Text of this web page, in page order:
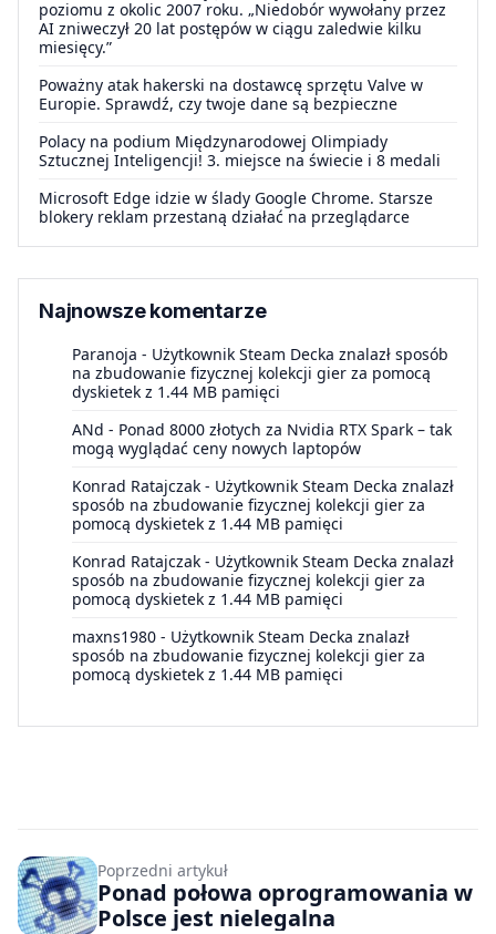
poziomu z okolic 2007 roku. „Niedobór wywołany przez
AI zniweczył 20 lat postępów w ciągu zaledwie kilku
miesięcy.”
Poważny atak hakerski na dostawcę sprzętu Valve w
Europie. Sprawdź, czy twoje dane są bezpieczne
Polacy na podium Międzynarodowej Olimpiady
Sztucznej Inteligencji! 3. miejsce na świecie i 8 medali
Microsoft Edge idzie w ślady Google Chrome. Starsze
blokery reklam przestaną działać na przeglądarce
Najnowsze komentarze
Paranoja - Użytkownik Steam Decka znalazł sposób
na zbudowanie fizycznej kolekcji gier za pomocą
dyskietek z 1.44 MB pamięci
ANd - Ponad 8000 złotych za Nvidia RTX Spark – tak
mogą wyglądać ceny nowych laptopów
Konrad Ratajczak - Użytkownik Steam Decka znalazł
sposób na zbudowanie fizycznej kolekcji gier za
pomocą dyskietek z 1.44 MB pamięci
Konrad Ratajczak - Użytkownik Steam Decka znalazł
sposób na zbudowanie fizycznej kolekcji gier za
pomocą dyskietek z 1.44 MB pamięci
maxns1980 - Użytkownik Steam Decka znalazł
sposób na zbudowanie fizycznej kolekcji gier za
pomocą dyskietek z 1.44 MB pamięci
Poprzedni artykuł
Ponad połowa oprogramowania w
Polsce jest nielegalna